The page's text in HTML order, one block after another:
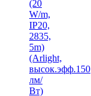
(20
W/m,
IP20,
2835,
5m)
(Arlight,
высок.эфф.150
лм/
Вт)